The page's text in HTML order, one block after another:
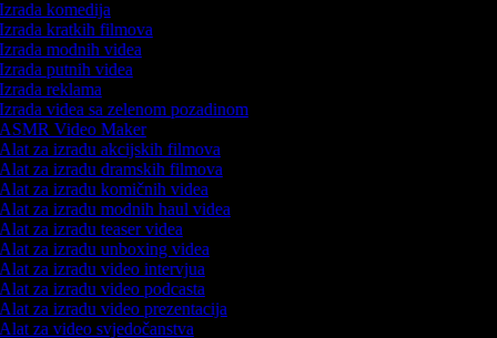
komedija
kratkih filmova
modnih videa
putnih videa
reklama
videa sa zelenom pozadinom
Video Maker
za izradu akcijskih filmova
za izradu dramskih filmova
za izradu komičnih videa
za izradu modnih haul videa
za izradu teaser videa
za izradu unboxing videa
za izradu video intervjua
za izradu video podcasta
za izradu video prezentacija
za video svjedočanstva